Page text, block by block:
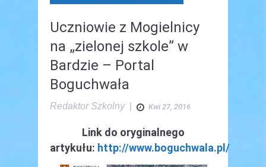
Uczniowie z Mogielnicy
na „zielonej szkole” w
Bardzie – Portal
Boguchwała
Redaktor Szkolny| Kwi 27, 2016
Link do oryginalnego
artykułu: http://www.boguchwala.pl/